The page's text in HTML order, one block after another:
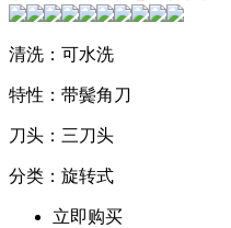
清洗：可水洗
特性：带鬓角刀
刀头：三刀头
分类：旋转式
立即购买